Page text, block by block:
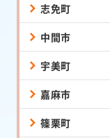
志免町
中間市
宇美町
嘉麻市
篠栗町